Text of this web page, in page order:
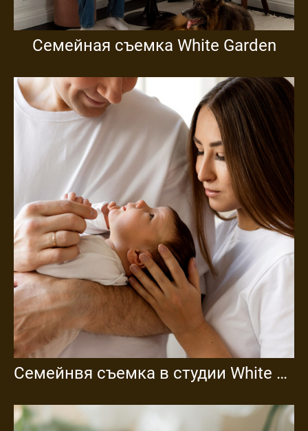
Семейная съемка White Garden
Семейнвя съемка в студии White Garden